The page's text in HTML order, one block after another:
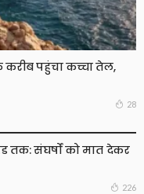
करीब पहुंचा कच्चा तेल,
28
तक: संघर्षों को मात देकर
226